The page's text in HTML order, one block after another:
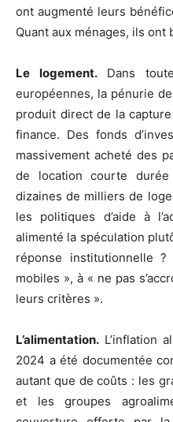
ont augmenté leurs
Quant aux ménages, ils
Le logement.Dans
européennes, la pénurie
produit direct de la
finance. Des fonds
massivement acheté des
de location courte
dizaines de milliers de
les politiques d’aide à
alimenté la spéculation
réponse institutionnelle
mobiles », à « ne pas
leurs critères ».
L’alimentation. L’inflation
2024 a été documentée
autant que de coûts : les
et les groupes